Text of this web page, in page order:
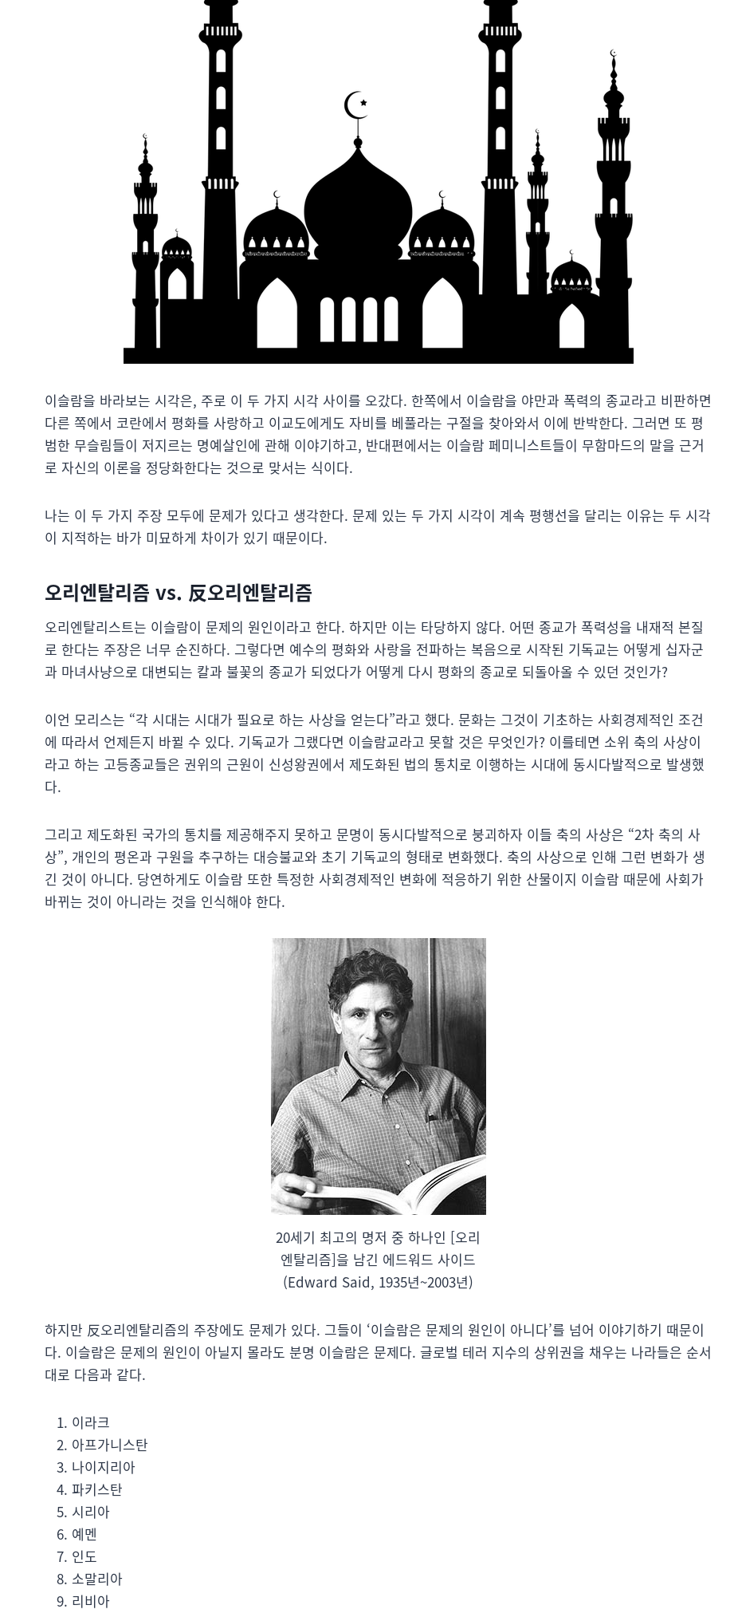
이슬람을 바라보는 시각은, 주로 이 두 가지 시각 사이를 오갔다. 한쪽에서 이슬람을 야만과 폭력의 종교라고 비판하면
다른 쪽에서 코란에서 평화를 사랑하고 이교도에게도 자비를 베풀라는 구절을 찾아와서 이에 반박한다. 그러면 또 평
범한 무슬림들이 저지르는 명예살인에 관해 이야기하고, 반대편에서는 이슬람 페미니스트들이 무함마드의 말을 근거
로 자신의 이론을 정당화한다는 것으로 맞서는 식이다.
나는 이 두 가지 주장 모두에 문제가 있다고 생각한다. 문제 있는 두 가지 시각이 계속 평행선을 달리는 이유는 두 시각
이 지적하는 바가 미묘하게 차이가 있기 때문이다.
오리엔탈리즘 vs. 反오리엔탈리즘
오리엔탈리스트는 이슬람이 문제의 원인이라고 한다. 하지만 이는 타당하지 않다. 어떤 종교가 폭력성을 내재적 본질
로 한다는 주장은 너무 순진하다. 그렇다면 예수의 평화와 사랑을 전파하는 복음으로 시작된 기독교는 어떻게 십자군
과 마녀사냥으로 대변되는 칼과 불꽃의 종교가 되었다가 어떻게 다시 평화의 종교로 되돌아올 수 있던 것인가?
이언 모리스는 “각 시대는 시대가 필요로 하는 사상을 얻는다”라고 했다. 문화는 그것이 기초하는 사회경제적인 조건
에 따라서 언제든지 바뀔 수 있다. 기독교가 그랬다면 이슬람교라고 못할 것은 무엇인가? 이를테면 소위 축의 사상이
라고 하는 고등종교들은 권위의 근원이 신성왕권에서 제도화된 법의 통치로 이행하는 시대에 동시다발적으로 발생했
다.
그리고 제도화된 국가의 통치를 제공해주지 못하고 문명이 동시다발적으로 붕괴하자 이들 축의 사상은 “2차 축의 사
상”, 개인의 평온과 구원을 추구하는 대승불교와 초기 기독교의 형태로 변화했다. 축의 사상으로 인해 그런 변화가 생
긴 것이 아니다. 당연하게도 이슬람 또한 특정한 사회경제적인 변화에 적응하기 위한 산물이지 이슬람 때문에 사회가
바뀌는 것이 아니라는 것을 인식해야 한다.
20세기 최고의 명저 중 하나인 [오리
엔탈리즘]을 남긴 에드워드 사이드
(Edward Said, 1935년~2003년)
하지만 反오리엔탈리즘의 주장에도 문제가 있다. 그들이 ‘이슬람은 문제의 원인이 아니다’를 넘어 이야기하기 때문이
다. 이슬람은 문제의 원인이 아닐지 몰라도 분명 이슬람은 문제다. 글로벌 테러 지수의 상위권을 채우는 나라들은 순서
대로 다음과 같다.
이라크
아프가니스탄
나이지리아
파키스탄
시리아
예멘
인도
소말리아
리비아